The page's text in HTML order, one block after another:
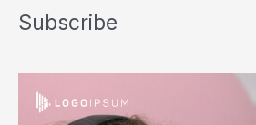
Subscribe